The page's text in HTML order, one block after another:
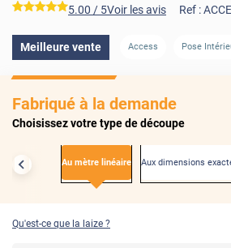
AVANT
*****
5.00 / 5Voir les avis Ref :
Meilleure vente Access Pose
Fabriqué à la demande
Choisissez votre type de découpe
Au mètre linéaire Aux dimensions
Qu'est-ce que la laize ?